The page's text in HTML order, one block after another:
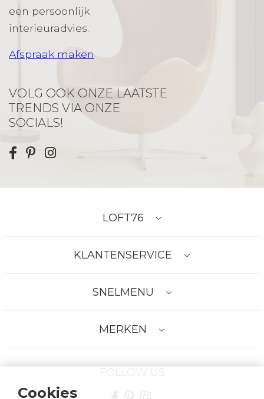
een persoonlijk
interieuradvies.
Afspraak maken
VOLG OOK ONZE LAATSTE
TRENDS VIA ONZE
SOCIALS!
LOFT76
KLANTENSERVICE
SNELMENU
MERKEN
Cookies